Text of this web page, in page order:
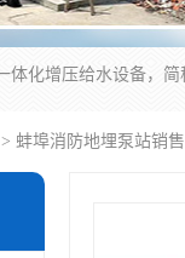
> 蚌埠消防地埋泵站销售